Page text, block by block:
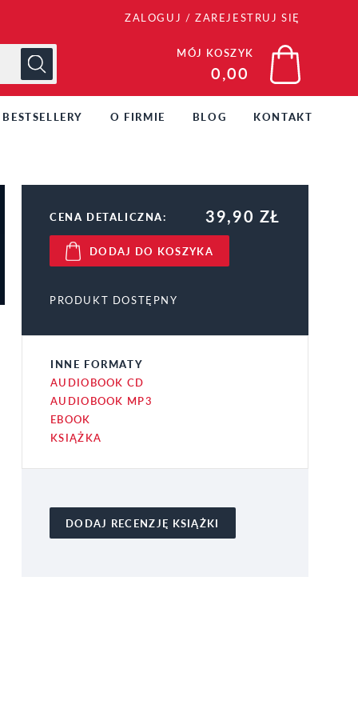
ZALOGUJ / ZAREJESTRUJ SIĘ
MÓJ KOSZYK
0,00
BESTSELLERY O FIRMIE BLOG KONTAKT
CENA DETALICZNA: 39,90 ZŁ
DODAJ DO KOSZYKA
PRODUKT DOSTĘPNY
INNE FORMATY
AUDIOBOOK CD
AUDIOBOOK MP3
EBOOK
KSIĄŻKA
DODAJ RECENZJĘ KSIĄŻKI